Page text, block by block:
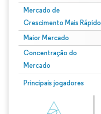
Mercado de
Crescimento Mais Rápido
Maior Mercado
Concentração do
Mercado
Principais jogadores